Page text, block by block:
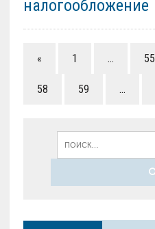
налогообложение
« 1 … 55
58 59 …